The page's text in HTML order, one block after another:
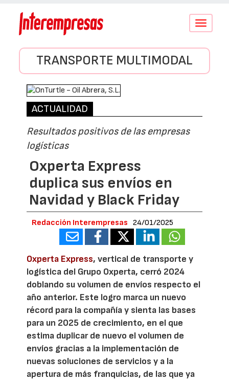
Conmutar
TRANSPORTE MULTIMODAL
ACTUALIDAD
Resultados positivos de las empresas
logísticas
Oxperta Express
duplica sus envíos en
Navidad y Black Friday
Redacción Interempresas 24/01/2025
Oxperta Express, vertical de transporte y
logística del Grupo Oxperta, cerró 2024
doblando su volumen de envíos respecto el
año anterior. Este logro marca un nuevo
récord para la compañía y sienta las bases
para un 2025 de crecimiento, en el que
estima duplicar de nuevo el volumen de
envíos gracias a la implementación de
nuevas soluciones de servicios y a la
apertura de más franquicias, de las que ya